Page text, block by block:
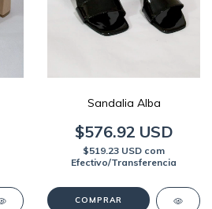
Sandalia Alba
$576.92 USD
$519.23 USD com
Efectivo/Transferencia
COMPRAR